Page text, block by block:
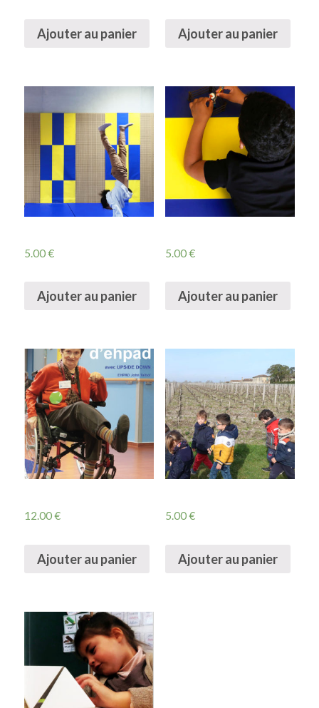
Ajouter au panier Ajouter au panier
5.00€
Ajouter au panier
5.00€
Ajouter au panier
12.00€
Ajouter au panier
5.00€
Ajouter au panier